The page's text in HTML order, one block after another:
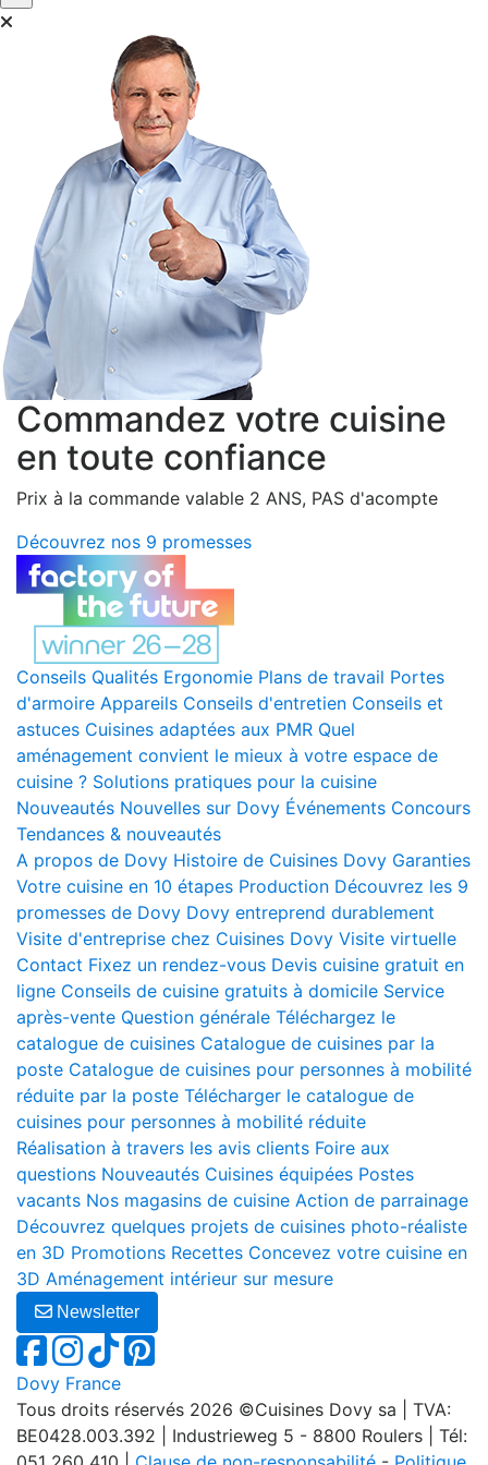
politique de cookies
We work with42 third parties
process your information.
Commandez votre cuisine
en toute confiance
Prix à la commande valable 2 ANS, PAS d'acompte
Découvrez nos 9 promesses
Conseils Qualités Ergonomie Plans de travail Portes
d'armoire Appareils Conseils d'entretien Conseils et
astuces Cuisines adaptées aux PMR Quel
aménagement convient le mieux à votre espace de
cuisine ? Solutions pratiques pour la cuisine
Nouveautés Nouvelles sur Dovy Événements Concours
Tendances & nouveautés
A propos de Dovy Histoire de Cuisines Dovy Garanties
Votre cuisine en 10 étapes Production Découvrez les 9
promesses de Dovy Dovy entreprend durablement
Visite d'entreprise chez Cuisines Dovy Visite virtuelle
Contact Fixez un rendez-vous Devis cuisine gratuit en
ligne Conseils de cuisine gratuits à domicile Service
après-vente Question générale Téléchargez le
catalogue de cuisines Catalogue de cuisines par la
poste Catalogue de cuisines pour personnes à mobilité
réduite par la poste Télécharger le catalogue de
cuisines pour personnes à mobilité réduite
Réalisation à travers les avis clients Foire aux
questions Nouveautés Cuisines équipées Postes
vacants Nos magasins de cuisine Action de parrainage
Découvrez quelques projets de cuisines photo-réaliste
en 3D Promotions Recettes Concevez votre cuisine en
3D Aménagement intérieur sur mesure
Newsletter
Dovy France
Tous droits réservés 2026 ©Cuisines Dovy sa | TVA:
BE0428.003.392 | Industrieweg 5 - 8800 Roulers | Tél: